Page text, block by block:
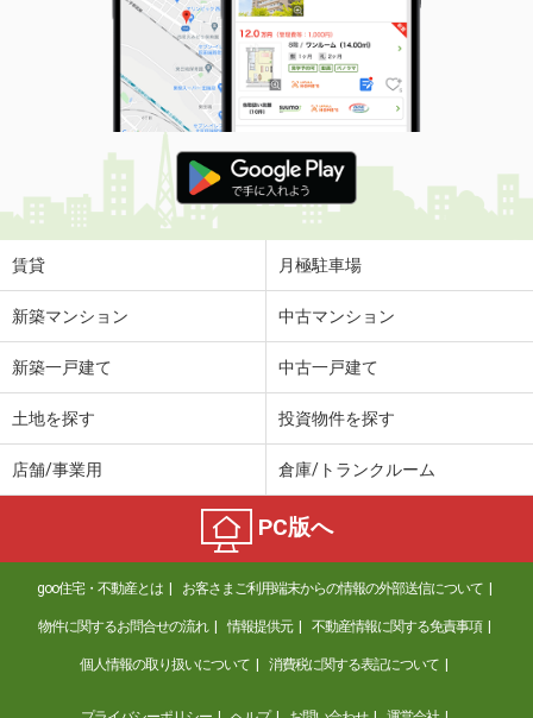
住 所
長崎県長崎市南町
専有面積 19.87m²
間取り
1K
長崎県長崎市江平１
価 格
4.80万円
住 所
長崎県長崎市江平１
専有面積
長崎県西彼杵郡長与町高田郷
6.10万円
長崎県長崎市江平１
4.80万円
住 所
長崎県長崎市江平１
専有面積 19.87m²
間取り
1K
長崎県長崎市岩見町
賃貸 月極駐車場
新築マンション 中古マンション
新築一戸建て 中古一戸建て
土地を探す 投資物件を探す
店舗/事業用 倉庫/トランクルーム
PC版へ
goo住宅・不動産とは お客さまご利用端末からの情報の外部送信について
物件に関するお問合せの流れ 情報提供元 不動産情報に関する免責事項
個人情報の取り扱いについて 消費税に関する表記について